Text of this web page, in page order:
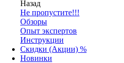
Назад
Не пропустите!!!
Обзоры
Опыт экспертов
Инструкции
Скидки (Акции) %
Новинки